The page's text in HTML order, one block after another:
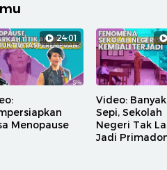
24:01
Menopause
Video:
Sepi, Sekolah
Negeri Tak
Jadi